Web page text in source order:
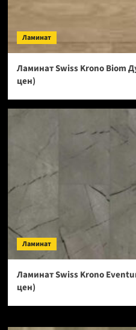
Ламинат
Ламинат Swiss Krono Biom
цен)
Ламинат
Ламинат Swiss Krono
цен)